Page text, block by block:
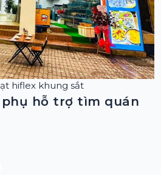
hiflex khung sắt
phụ hỗ trợ tìm quán